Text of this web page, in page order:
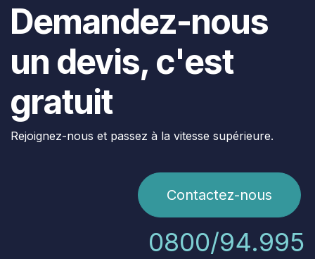
Demandez-nous
un devis, c'est
gratuit
Rejoignez-nous et passez à la vitesse supérieure.
Contactez-nous
0800/94.995